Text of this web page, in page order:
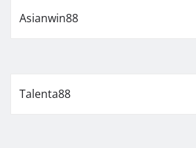
Asianwin88
Talenta88